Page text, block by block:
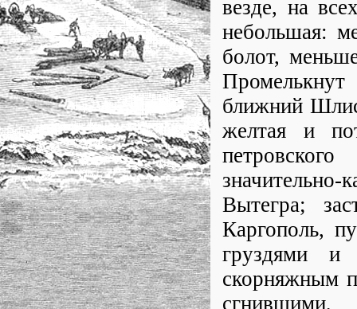
везде, на
небольшая:
болот,
ближний
желтая и
Вытегра;
Каргополь,
груздями и
скорняжным
сгнившими,